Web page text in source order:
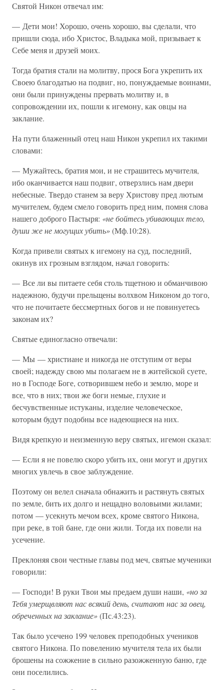
Святой Никон отвечал им:
— Дети мои! Хорошо, очень хорошо, вы сделали, что
пришли сюда, ибо Христос, Владыка мой, призывает к
Себе меня и друзей моих.
Тогда братия стали на молитву, прося Бога укрепить их
Своею благодатью на подвиг, но, понуждаемые воинами,
они были принуждены прервать молитву и, в
сопровождении их, пошли к игемону, как овцы на
заклание.
На пути блаженный отец наш Никон укрепил их такими
словами:
— Мужайтесь, братия мои, и не страшитесь мучителя,
ибо оканчивается наш подвиг, отверзлись нам двери
небесные. Твердо станем за веру Христову пред лютым
мучителем, будем смело говорить пред ним, помня слова
нашего доброго Пастыря: «не бойтесь убивающих тело,
души же не могущих убить»(Мф.10:28).
Когда привели святых к игемону на суд, последний,
окинув их грозным взглядом, начал говорить:
— Все ли вы питаете себя столь тщетною и обманчивою
надежною, будучи прельщены волхвом Никоном до того,
что не почитаете бессмертных богов и не повинуетесь
законам их?
Святые единогласно отвечали:
— Мы — христиане и никогда не отступим от веры
своей; надежду свою мы полагаем не в житейской суете,
но в Господе Боге, сотворившем небо и землю, море и
все, что в них; твои же боги немые, глухие и
бесчувственные истуканы, изделие человеческое,
которым будут подобны все надеющиеся на них.
Видя крепкую и неизменную веру святых, игемон сказал:
— Если я не повелю скоро убить их, они могут и других
многих увлечь в свое заблуждение.
Поэтому он велел сначала обнажить и растянуть святых
по земле, бить их долго и нещадно воловьими жилами;
потом — усекнуть мечом всех, кроме святого Никона,
при реке, в той бане, где они жили. Тогда их повели на
усечение.
Преклоняя свои честные главы под меч, святые мученики
говорили:
— Господи! В руки Твои мы предаем души наши, «но за
Тебя умерщвляют нас всякий день, считают нас за овец,
обреченных на заклание»(Пс.43:23).
Так было усечено 199 человек преподобных учеников
святого Никона. По повелению мучителя тела их были
брошены на сожжение в сильно разожженную баню, где
они поселились.